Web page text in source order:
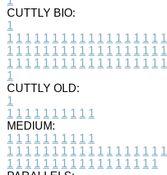
CUTTLY BIO:
1
1 1 1 1 1 1 1 1 1 1 1 1 1 1 1 1 1 1
1 1 1 1 1 1 1 1 1 1 1 1 1 1 1 1 1 1
1 1 1 1 1 1 1 1 1 1 1 1 1 1 1 1 1 1
1
CUTTLY OLD:
1
1 1 1 1 1 1 1 1 1 1
MEDIUM:
1 1 1 1 1 1 1 1 1 1
1 1 1 1 1 1 1 1 1 1 1 1 1 1 1 1 1 1
1 1 1 1 1 1 1 1 1 1 1 1 1 1 1 1 1